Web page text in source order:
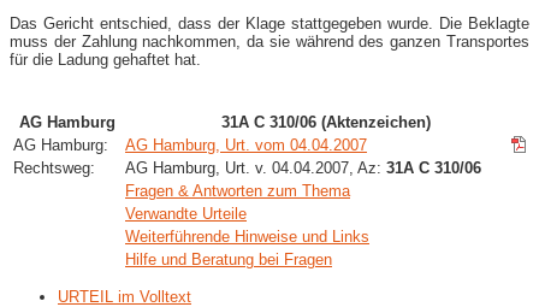
Das Gericht entschied, dass der Klage stattgegeben wurde. Die Beklagte
muss der Zahlung nachkommen, da sie während des ganzen Transportes
für die Ladung gehaftet hat.
AG Hamburg
31A C 310/06 (Aktenzeichen)
AG Hamburg:
AG Hamburg, Urt. vom 04.04.2007
Rechtsweg:
AG Hamburg, Urt. v. 04.04.2007, Az: 31A C 310/06
Fragen & Antworten zum Thema
Verwandte Urteile
Weiterführende Hinweise und Links
Hilfe und Beratung bei Fragen
URTEIL im Volltext